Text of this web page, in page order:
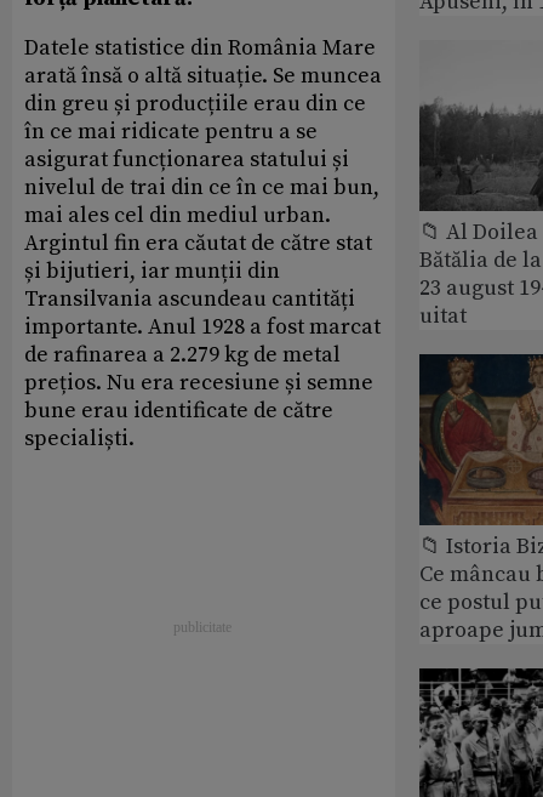
Datele statistice din România Mare
arată însă o altă situație. Se muncea
din greu și producțiile erau din ce
în ce mai ridicate pentru a se
asigurat funcționarea statului și
nivelul de trai din ce în ce mai bun,
mai ales cel din mediul urban.
Argintul fin era căutat de către stat
și bijutieri, iar munții din
Transilvania ascundeau cantități
importante. Anul 1928 a fost marcat
de rafinarea a 2.279 kg de metal
prețios. Nu era recesiune și semne
bune erau identificate de către
specialiști.
📁 Al
Bătălia de
23 august
uitat
📁 Istoria
Ce
ce postul
aproape